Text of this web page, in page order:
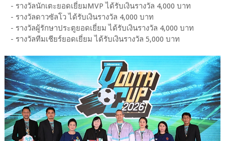
- รางวัลนักเตะยอดเยี่ยมMVP ได้รับเงินรางวัล 4,000 บาท
- รางวัลดาวซัลโว ได้รับเงินรางวัล 4,000 บาท
- รางวัลผู้รักษาประตูยอดเยี่ยม ได้รับเงินรางวัล 4,000 บาท
- รางวัลทีมเชียร์ยอดเยี่ยม ได้รับเงินรางวัล 5,000 บาท